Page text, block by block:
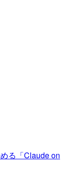
る「Claude on